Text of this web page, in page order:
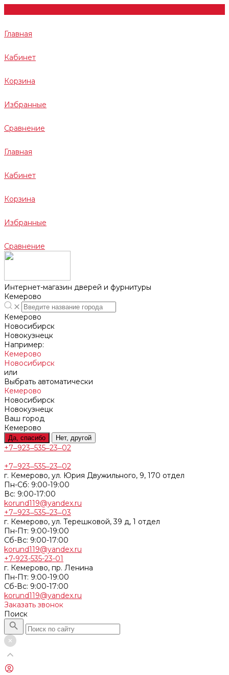
Главная
Кабинет
Корзина
Избранные
Сравнение
Главная
Кабинет
Корзина
Избранные
Сравнение
Интернет-магазин дверей и фурнитуры
Кемерово
Кемерово
Новосибирск
Новокузнецк
Например:
Кемерово
Новосибирск
или
Выбрать автоматически
Кемерово
Новосибирск
Новокузнецк
Ваш город
Кемерово
Да, спасибо Нет, другой
+7‒923‒535‒23‒02
+7‒923‒535‒23‒02
г. Кемерово, ул. Юрия Двужильного, 9, 170 отдел
Пн-Сб: 9:00-19:00
Вс: 9:00-17:00
korund119@yandex.ru
+7‒923‒535‒23‒03
г. Кемерово, ул. Терешковой, 39 д, 1 отдел
Пн-Пт: 9:00-19:00
Cб-Вс: 9:00-17:00
korund119@yandex.ru
+7-923-535-23-01
г. Кемерово, пр. Ленина
Пн-Пт: 9:00-19:00
Cб-Вс: 9:00-17:00
korund119@yandex.ru
Заказать звонок
Поиск